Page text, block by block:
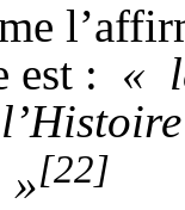
est : «
»[22]